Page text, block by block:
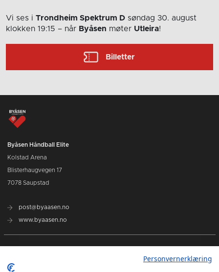
Vi ses i Trondheim Spektrum D søndag 30. august
klokken 19:15 – når Byåsen møter Utleira!
Billetter
Byåsen Håndball Elite
Kolstad Arena
Blisterhaugvegen 17
7078 Saupstad
post@byaasen.no
www.byaasen.no
Personvernerklæring